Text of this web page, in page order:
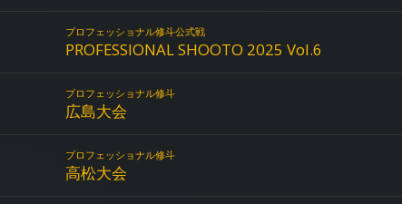
プロフェッショナル修斗公式戦
PROFESSIONAL SHOOTO 2025 Vol.6
プロフェッショナル修斗
広島大会
プロフェッショナル修斗
高松大会